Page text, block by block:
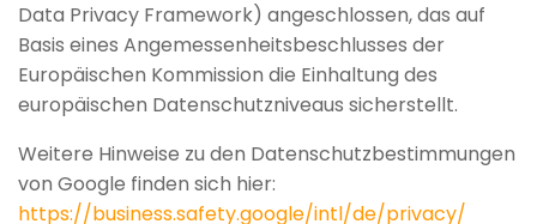
Data Privacy Framework) angeschlossen, das auf
Basis eines Angemessenheitsbeschlusses der
Europäischen Kommission die Einhaltung des
europäischen Datenschutzniveaus sicherstellt.
Weitere Hinweise zu den Datenschutzbestimmungen
von Google finden sich hier:
https://business.safety.google/intl/de/privacy/